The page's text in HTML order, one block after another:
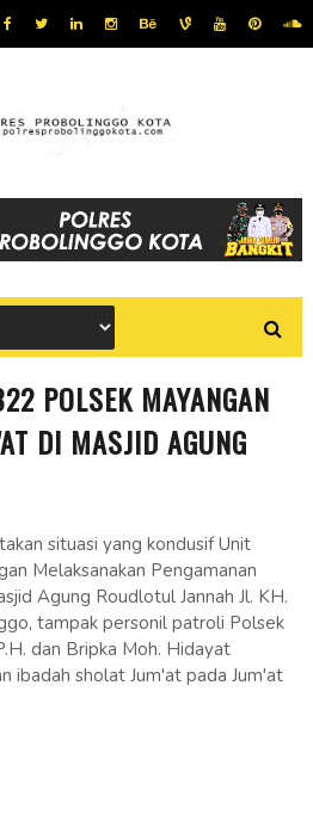
POLSEK MAYANGAN
DI MASJID AGUNG
situasi yang kondusif Unit
Melaksanakan Pengamanan
Agung Roudlotul Jannah Jl. KH.
tampak personil patroli Polsek
dan Bripka Moh. Hidayat
ibadah sholat Jum'at pada Jum'at